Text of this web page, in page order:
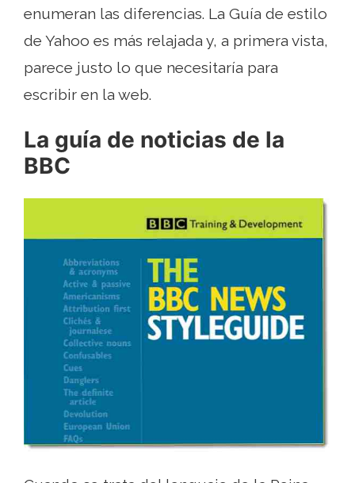
enumeran las diferencias. La Guía de estilo
de Yahoo es más relajada y, a primera vista,
parece justo lo que necesitaría para
escribir en la web.
La guía de noticias de la
BBC